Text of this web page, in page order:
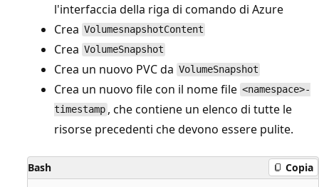
l'interfaccia della riga di comando di Azure
Crea VolumesnapshotContent
Crea VolumeSnapshot
Crea un nuovo PVC da VolumeSnapshot
Crea un nuovo file con il nome file <namespace>-
timestamp , che contiene un elenco di tutte le
risorse precedenti che devono essere pulite.
Bash Copia